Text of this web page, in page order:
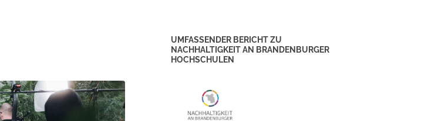
UMFASSENDER BERICHT ZU
NACHHALTIGKEIT AN BRANDENBURGER
HOCHSCHULEN